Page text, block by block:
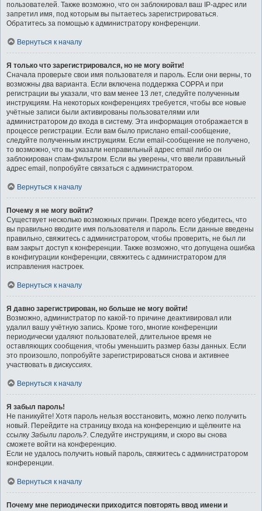
пользователей. Также возможно, что он заблокировал ваш IP-адрес или
запретил имя, под которым вы пытаетесь зарегистрироваться.
Обратитесь за помощью к администратору конференции.
Вернуться к началу
Я только что зарегистрировался, но не могу войти!
Сначала проверьте свои имя пользователя и пароль. Если они верны, то
возможны два варианта. Если включена поддержка COPPA и при
регистрации вы указали, что вам менее 13 лет, следуйте полученным
инструкциям. На некоторых конференциях требуется, чтобы все новые
учётные записи были активированы пользователями или
администратором до входа в систему. Эта информация отображается в
процессе регистрации. Если вам было прислано email-сообщение,
следуйте полученным инструкциям. Если email-сообщение не получено,
то возможно, что вы указали неправильный адрес email либо он
заблокирован спам-фильтром. Если вы уверены, что ввели правильный
адрес email, попробуйте связаться с администратором.
Вернуться к началу
Почему я не могу войти?
Существует несколько возможных причин. Прежде всего убедитесь, что
вы правильно вводите имя пользователя и пароль. Если данные введены
правильно, свяжитесь с администратором, чтобы проверить, не был ли
вам закрыт доступ к конференции. Также возможно, что допущена ошибка
в конфигурации конференции, свяжитесь с администратором для
исправления настроек.
Вернуться к началу
Я давно зарегистрирован, но больше не могу войти!
Возможно, администратор по какой-то причине деактивировал или
удалил вашу учётную запись. Кроме того, многие конференции
периодически удаляют пользователей, длительное время не
оставляющих сообщения, чтобы уменьшить размер базы данных. Если
это произошло, попробуйте зарегистрироваться снова и активнее
участвовать в дискуссиях.
Вернуться к началу
Я забыл пароль!
Не паникуйте! Хотя пароль нельзя восстановить, можно легко получить
новый. Перейдите на страницу входа на конференцию и щёлкните на
ссылку Забыли пароль?. Следуйте инструкциям, и скоро вы снова
сможете войти на конференцию.
Если не удалось получить новый пароль, свяжитесь с администратором
конференции.
Вернуться к началу
Почему мне периодически приходится повторять ввод имени и